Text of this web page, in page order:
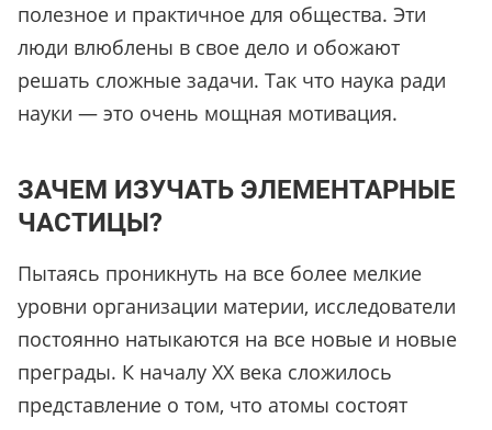
полезное и практичное для общества. Эти
люди влюблены в свое дело и обожают
решать сложные задачи. Так что наука ради
науки — это очень мощная мотивация.
ЗАЧЕМ ИЗУЧАТЬ ЭЛЕМЕНТАРНЫЕ
ЧАСТИЦЫ?
Пытаясь проникнуть на все более мелкие
уровни организации материи, исследователи
постоянно натыкаются на все новые и новые
преграды. К началу XX века сложилось
представление о том, что атомы состоят